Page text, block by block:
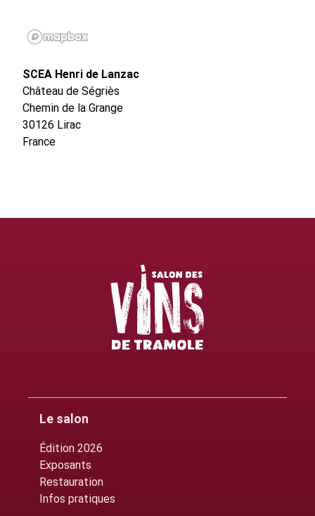
SCEA Henri de Lanzac
Château de Ségriès
Chemin de la Grange
30126 Lirac
France
Le salon
Édition 2026
Exposants
Restauration
Infos pratiques